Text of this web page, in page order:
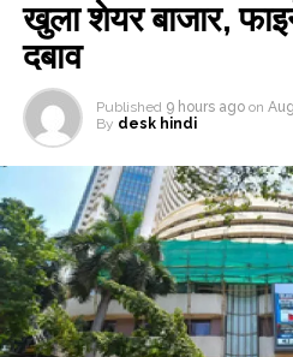
खुला शेयर बाजार,
दबाव
Published 9 hours ago on
By desk hindi